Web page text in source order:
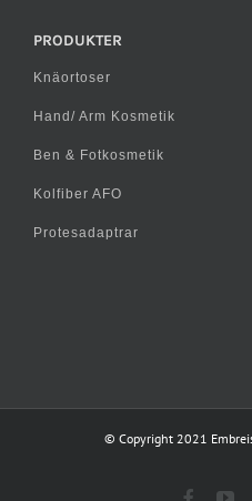
PRODUKTER
Knäortoser
Hand/ Arm Kosmetik
Ben & Fotkosmetik
Kolfiber AFO
Protesadaptrar
© Copyright 2021